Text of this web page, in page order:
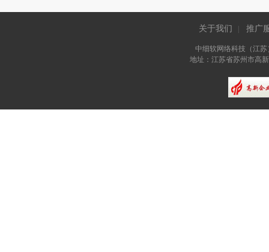
关于我们 推广
中细软网络科技（江
地址：江苏省苏州市高